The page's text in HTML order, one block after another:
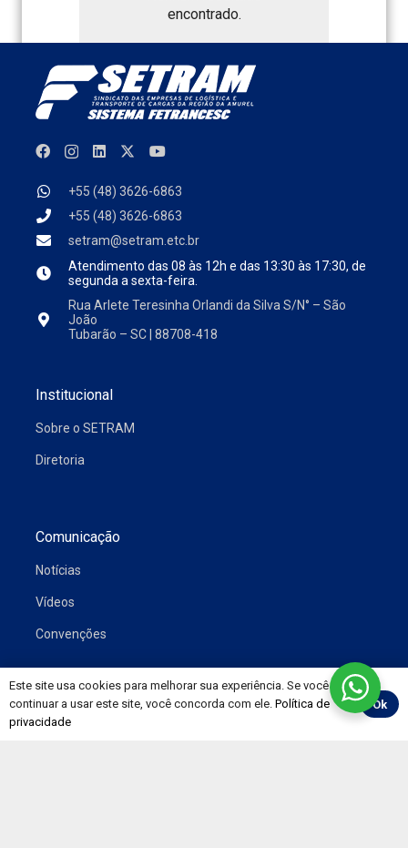
encontrado.
+55 (48) 3626-6863
+55 (48) 3626-6863
setram@setram.etc.br
Atendimento das 08 às 12h e das 13:30 às 17:30, de
segunda a sexta-feira.
Rua Arlete Teresinha Orlandi da Silva S/N° – São
João
Tubarão – SC | 88708-418
Institucional
Sobre o SETRAM
Diretoria
Comunicação
Notícias
Vídeos
Convenções
Painéis
Este site usa cookies para melhorar sua experiência. Se você
continuar a usar este site, você concorda com ele. Política de
privacidade
Ok